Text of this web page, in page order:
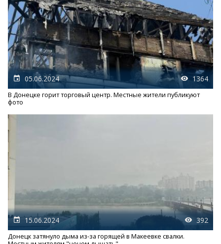
05.06.2024 1364
В Донецке горит торговый центр. Местные жители публикуют
фото
15.06.2024 392
Донецк затянуло дыма из-за горящей в Макеевке свалки.